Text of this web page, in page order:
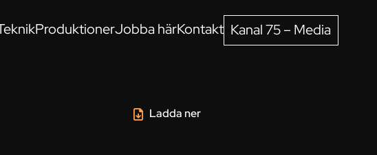
ProduktionerJobba härKontakt Kanal 75 – Media
Ladda ner